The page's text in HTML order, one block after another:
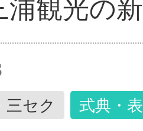
浦観光の
三セク 式典・